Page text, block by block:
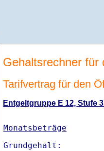
Gehaltsrechner für
Tarifvertrag für den
Entgeltgruppe E 12, Stufe
Monatsbeträge